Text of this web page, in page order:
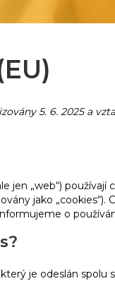
5. 6. 2025 a
jen „web“)
jako
o
je odeslán